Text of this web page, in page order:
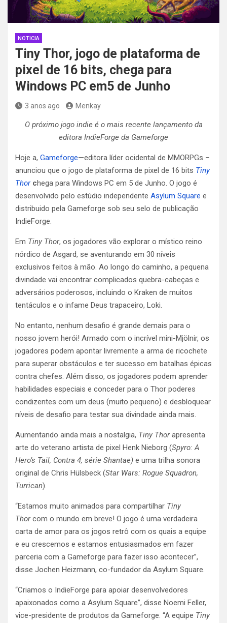
NOTICIA
Tiny Thor, jogo de plataforma de
pixel de 16 bits, chega para
Windows PC em5 de Junho
3 anos ago Menkay
O próximo jogo indie é o mais recente lançamento da
editora IndieForge da Gameforge
Hoje a, Gameforge—editora líder ocidental de MMORPGs –
anunciou que o jogo de plataforma de pixel de 16 bits Tiny
Thor chega para Windows PC em 5 de Junho. O jogo é
desenvolvido pelo estúdio independente Asylum Square e
distribuido pela Gameforge sob seu selo de publicação
IndieForge.
Em Tiny Thor, os jogadores vão explorar o místico reino
nórdico de Asgard, se aventurando em 30 níveis
exclusivos feitos à mão. Ao longo do caminho, a pequena
divindade vai encontrar complicados quebra-cabeças e
adversários poderosos, incluindo o Kraken de muitos
tentáculos e o infame Deus trapaceiro, Loki.
No entanto, nenhum desafio é grande demais para o
nosso jovem herói! Armado com o incrível mini-Mjölnir, os
jogadores podem apontar livremente a arma de ricochete
para superar obstáculos e ter sucesso em batalhas épicas
contra chefes. Além disso, os jogadores podem aprender
habilidades especiais e conceder para o Thor poderes
condizentes com um deus (muito pequeno) e desbloquear
níveis de desafio para testar sua divindade ainda mais.
Aumentando ainda mais a nostalgia, Tiny Thorapresenta
arte do veterano artista de pixel Henk Nieborg (Spyro: A
Hero’s Tail, Contra 4, série Shantae) e uma trilha sonora
original de Chris Hülsbeck (Star Wars: Rogue Squadron,
Turrican).
“Estamos muito animados para compartilhar Tiny
Thorcom o mundo em breve! O jogo é uma verdadeira
carta de amor para os jogos retrô com os quais a equipe
e eu crescemos e estamos entusiasmados em fazer
parceria com a Gameforge para fazer isso acontecer”,
disse Jochen Heizmann, co-fundador da Asylum Square.
“Criamos o IndieForge para apoiar desenvolvedores
apaixonados como a Asylum Square”, disse Noemi Feller,
vice-presidente de produtos da Gameforge. “A equipe Tiny